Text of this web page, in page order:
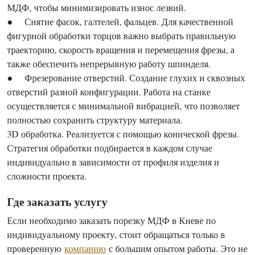
МДФ, чтобы минимизировать износ лезвий.
● Снятие фасок, галтелей, фальцев. Для качественной
фигурной обработки торцов важно выбрать правильную
траекторию, скорость вращения и перемещения фрезы, а
также обеспечить непрерывную работу шпинделя.
● Фрезерование отверстий. Создание глухих и сквозных
отверстий разной конфигурации. Работа на станке
осуществляется с минимальной вибрацией, что позволяет
полностью сохранить структуру материала.
3D обработка. Реализуется с помощью конической фрезы.
Стратегия обработки подбирается в каждом случае
индивидуально в зависимости от профиля изделия и
сложности проекта.
Где заказать услугу
Если необходимо заказать порезку МДФ в Киеве по
индивидуальному проекту, стоит обращаться только в
проверенную компанию с большим опытом работы. Это не